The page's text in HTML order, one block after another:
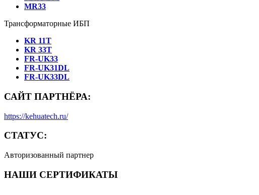
MR33
Трансформаторные ИБП
KR 11T
KR 33T
FR-UK33
FR-UK31DL
FR-UK33DL
САЙТ ПАРТНЁРА:
https://kehuatech.ru/
СТАТУС:
Авторизованный партнер
НАШИ СЕРТИФИКАТЫ